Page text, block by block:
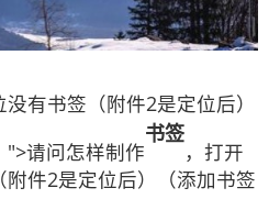
有书签（附件2是定位后）
">请问怎样制作
书签
，打开
件2是定位后）（添加书签